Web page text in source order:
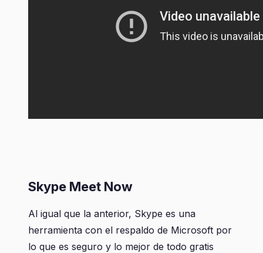
Skype Meet Now
Al igual que la anterior, Skype es una
herramienta con el respaldo de Microsoft por
lo que es seguro y lo mejor de todo gratis